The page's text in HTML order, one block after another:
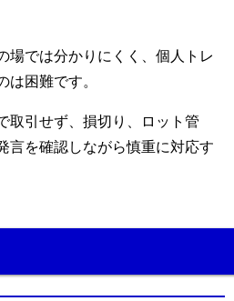
場では分かりにくく、個人トレ
は困難です。
取引せず、損切り、ロット管
言を確認しながら慎重に対応す